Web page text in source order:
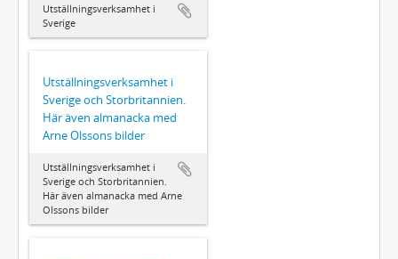
Utställningsverksamhet i
Sverige
Utställningsverksamhet i
Sverige och Storbritannien.
Här även almanacka med
Arne Olssons bilder
Utställningsverksamhet i
Sverige och Storbritannien.
Här även almanacka med Arne
Olssons bilder